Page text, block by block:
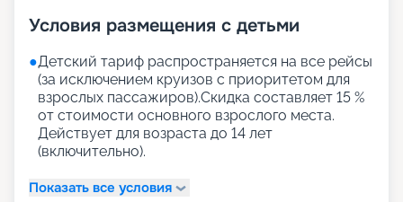
Условия размещения с детьми
●Детский тариф распространяется на все рейсы
(за исключением круизов с приоритетом для
взрослых пассажиров).Скидка составляет 15 %
от стоимости основного взрослого места.
Действует для возраста до 14 лет
(включительно).
Показать все условия